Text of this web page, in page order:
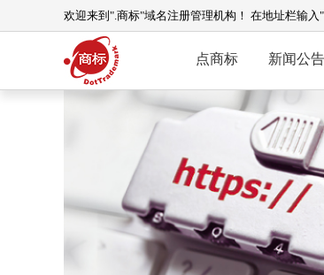
欢迎来到".商标"域名注册管理机构！ 在地址栏输
点商标 新闻公告